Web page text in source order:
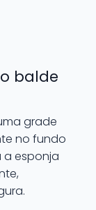
balde
grade
no fundo
esponja